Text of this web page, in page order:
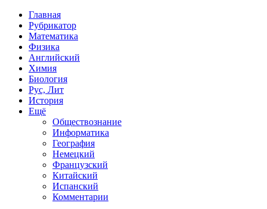
Главная
Рубрикатор
Математика
Физика
Английский
Химия
Биология
Рус, Лит
История
Ещё
Обществознание
Информатика
География
Немецкий
Французский
Китайский
Испанский
Комментарии